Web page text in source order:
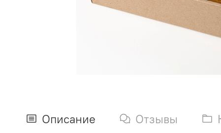
Описание Отзывы